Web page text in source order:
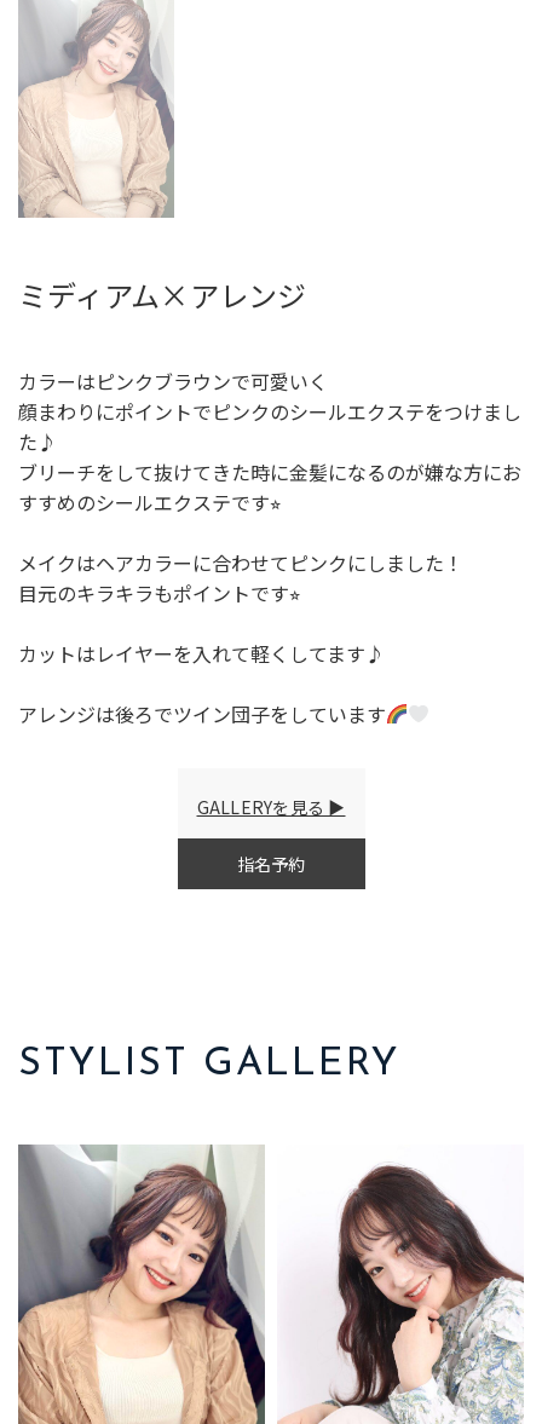
ミディアム×アレンジ
カラーはピンクブラウンで可愛いく
顔まわりにポイントでピンクのシールエクステをつけまし
た♪
ブリーチをして抜けてきた時に金髪になるのが嫌な方にお
すすめのシールエクステです⭐︎
メイクはヘアカラーに合わせてピンクにしました！
目元のキラキラもポイントです⭐︎
カットはレイヤーを入れて軽くしてます♪
アレンジは後ろでツイン団子をしています
GALLERYを見る
指名予約
STYLIST GALLERY